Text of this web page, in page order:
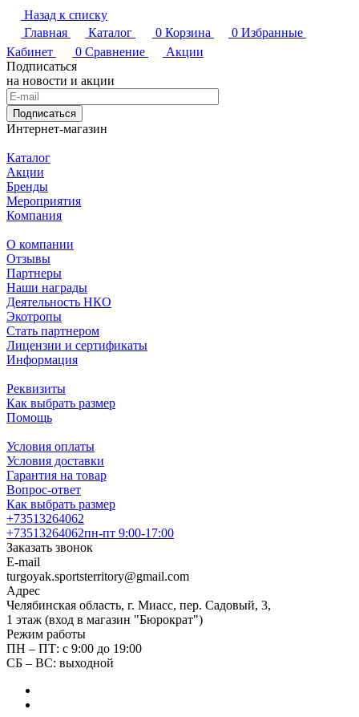
Назад к списку
Главная
Каталог 0 Корзина 0 Избранные
Кабинет
0 Сравнение
Акции
Подписаться
на новости и акции
Подписаться
Интернет-магазин
Каталог
Акции
Бренды
Мероприятия
Компания
О компании
Отзывы
Партнеры
Наши награды
Деятельность НКО
Экотропы
Стать партнером
Лицензии и сертификаты
Информация
Реквизиты
Как выбрать размер
Помощь
Условия оплаты
Условия доставки
Гарантия на товар
Вопрос-ответ
Как выбрать размер
+73513264062
+73513264062пн-пт 9:00-17:00
Заказать звонок
E-mail
turgoyak.sportsterritory@gmail.com
Адрес
Челябинская область, г. Миасс, пер. Садовый, 3,
1 этаж (вход в магазин "Бюрократ")
Режим работы
ПН – ПТ: с 9:00 до 19:00
СБ – ВС: выходной